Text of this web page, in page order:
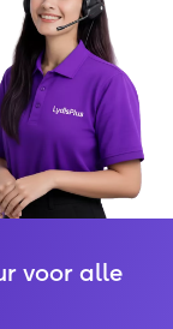
voor alle